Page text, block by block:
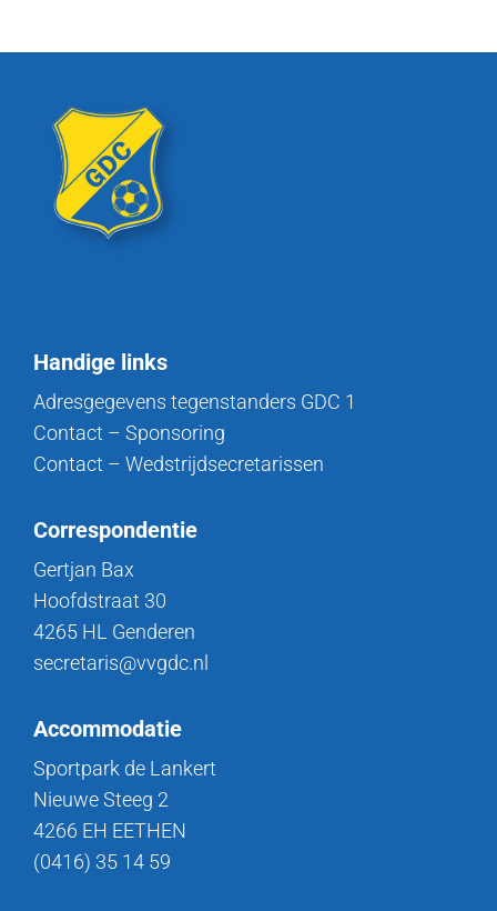
Handige links
Adresgegevens tegenstanders GDC 1
Contact – Sponsoring
Contact – Wedstrijdsecretarissen
Correspondentie
Gertjan Bax
Hoofdstraat 30
4265 HL Genderen
secretaris@vvgdc.nl
Accommodatie
Sportpark de Lankert
Nieuwe Steeg 2
4266 EH EETHEN
(0416) 35 14 59